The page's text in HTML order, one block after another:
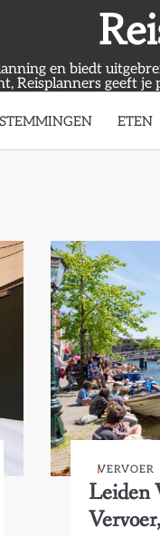
en biedt
Reisplanners geeft
ETEN
VERVOER
Leiden